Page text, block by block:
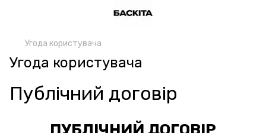
Угода користувача
Угода користувача
Публічний договір